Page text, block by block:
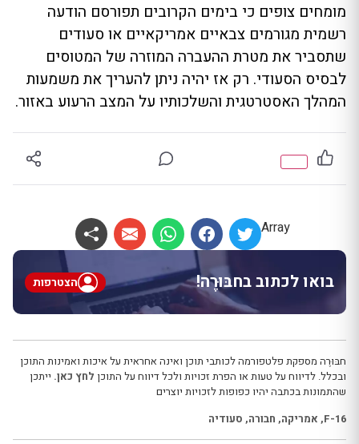
מומחים צופים כי בימים הקרובים תפורסם הודעה
רשמית מגורמים צבאיים אמריקאיים או סעודים
שתסביר את מטרת ההעברה המוזרה של המטוסים
לבסיס הסעודי. רק אז יהיה ניתן להעריך את משמעות
המהלך האסטרטגית והשלכותיו על המצב הרעוע באזור.
Array
בואו לכתוב בחבּוּרֶה! הצטרפות
חבּוּרֶה מספקת פלטפורמה לכותבי תוכן ואינה אחראית על איכות ואמינות התוכן
ובכלל. לדיווח על טעות או הפרת זכויות ולכל דיווח על התוכן לחץ כאן. ייתכן
שהתמונות בכתבה יהיו כפופות לזכויות יוצרים
F-16
, אמריקה, חבורה, סעודיה